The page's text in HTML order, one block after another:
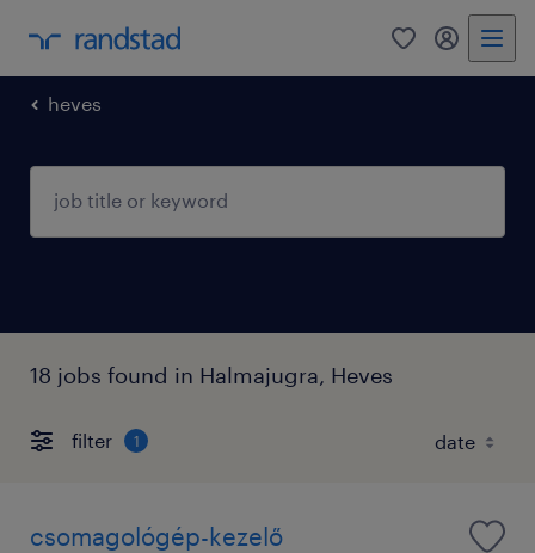
0 my
heves
18 jobs found in Halmajugra, Heves
filter 1
csomagológép-kezelő